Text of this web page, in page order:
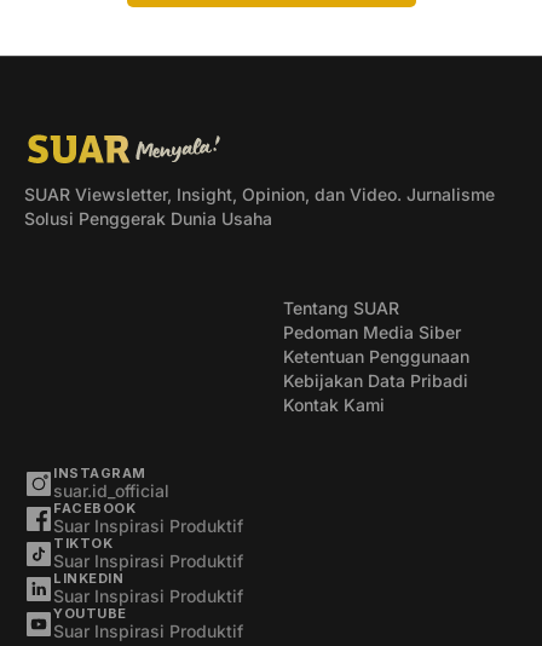
SUAR Viewsletter, Insight, Opinion, dan Video. Jurnalisme
Solusi Penggerak Dunia Usaha
Tentang SUAR
Pedoman Media Siber
Ketentuan Penggunaan
Kebijakan Data Pribadi
Kontak Kami
INSTAGRAM
suar.id_official
FACEBOOK
Suar Inspirasi Produktif
TIKTOK
Suar Inspirasi Produktif
LINKEDIN
Suar Inspirasi Produktif
YOUTUBE
Suar Inspirasi Produktif